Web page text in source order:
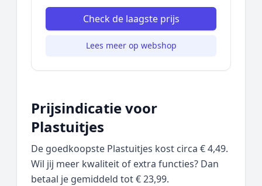
Check de laagste prijs
Lees meer op webshop
Prijsindicatie voor
Plastuitjes
De goedkoopste Plastuitjes kost circa € 4,49.
Wil jij meer kwaliteit of extra functies? Dan
betaal je gemiddeld tot € 23,99.